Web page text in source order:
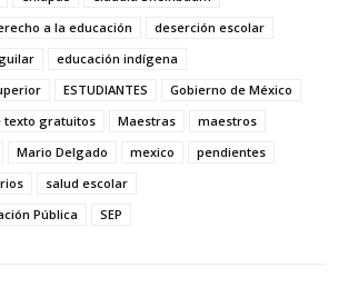
a la educación
deserción escolar
educación indígena
ESTUDIANTES
Gobierno de México
texto gratuitos Maestras
maestros
Mario Delgado mexico
pendientes
salud escolar
Pública
SEP